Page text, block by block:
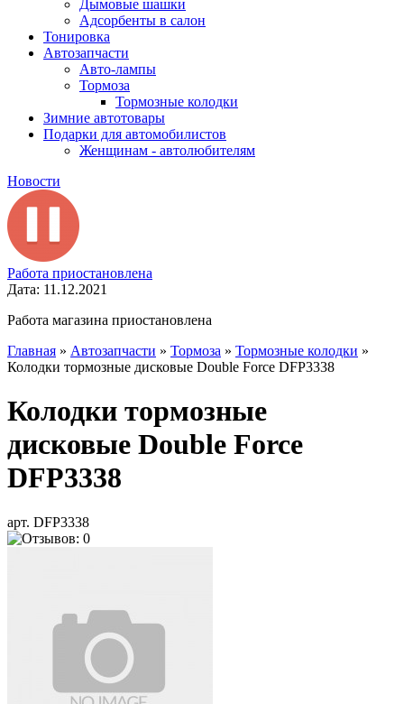
Дымовые шашки
Адсорбенты в салон
Тонировка
Автозапчасти
Авто-лампы
Тормоза
Тормозные колодки
Зимние автотовары
Подарки для автомобилистов
Женщинам - автолюбителям
Новости
Работа приостановлена
Дата: 11.12.2021
Работа магазина приостановлена
Главная » Автозапчасти » Тормоза » Тормозные колодки »
Колодки тормозные дисковые Double Force DFP3338
Колодки тормозные
дисковые Double Force
DFP3338
арт. DFP3338